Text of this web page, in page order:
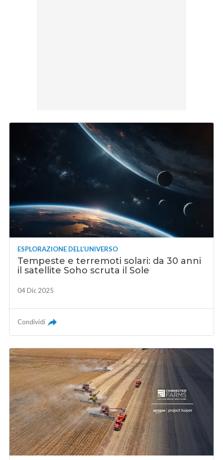
ESPLORAZIONE DELL’UNIVERSO
Tempeste e terremoti solari: da 30 anni
il satellite Soho scruta il Sole
04 Dic 2025
Condividi